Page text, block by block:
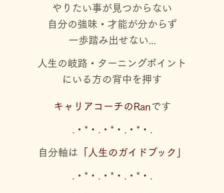
やりたい事が見つからない
自分の強味・才能が分からず
一歩踏み出せない...
人生の岐路・ターニングポイント
にいる方の背中を押す
キャリアコーチのRan です
.・*・.・*・.・*・.
自分軸は 「人生のガイドブック」
.・*・.・*・.・*・.